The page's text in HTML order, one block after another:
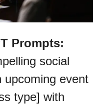
Prompts:
social
upcoming event
type] with